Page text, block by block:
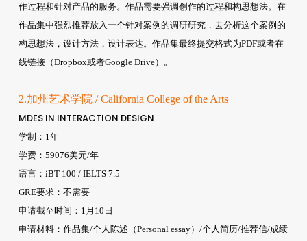
作过程和针对产品的服务。作品需要强调创作的过程和构思想法。在
作品集中强烈推荐放入一个针对案例的调研研究，去分析这个案例的
构思想法，设计方法，设计表达。作品集最终提交格式为PDF或者在
线链接（Dropbox或者Google Drive）。
2.加州艺术学院 / California College of the Arts
MDES IN INTERACTION DESIGN
学制：1年
学费：59076美元/年
语言：iBT 100 / IELTS 7.5
GRE要求：不需要
申请截至时间：1月10日
申请材料：作品集/个人陈述（Personal essay）/个人简历/推荐信/成绩